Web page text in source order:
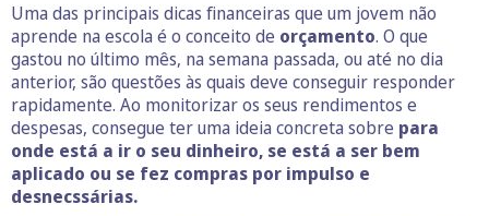
Uma das principais dicas financeiras que um jovem não
aprende na escola é o conceito de orçamento. O que
gastou no último mês, na semana passada, ou até no dia
anterior, são questões às quais deve conseguir responder
rapidamente. Ao monitorizar os seus rendimentos e
despesas, consegue ter uma ideia concreta sobre para
onde está a ir o seu dinheiro, se está a ser bem
aplicado ou se fez compras por impulso e
desnecssárias.